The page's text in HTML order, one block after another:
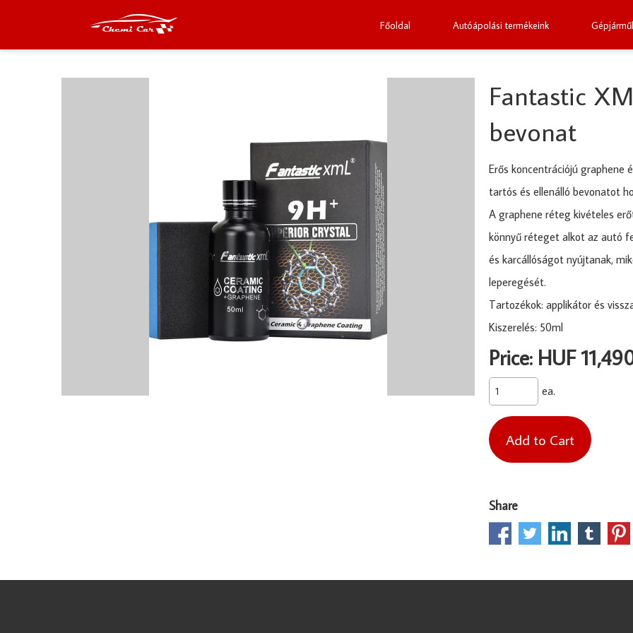
Főoldal Autóápolási termékeink
Fantastic
bevonat
Erős koncentrációjú graphene
tartós és ellenálló bevonatot
A graphene réteg kivételes
könnyű réteget alkot az autó
és karcállóságot nyújtanak,
leperegését.
Tartozékok: applikátor és
Kiszerelés: 50ml
Price: HUF
ea.
Share